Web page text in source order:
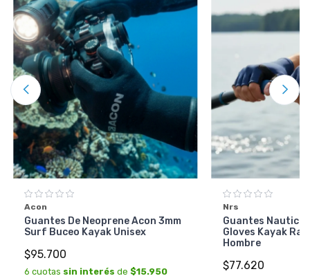
Acon
Guantes De Neoprene Acon 3mm
Surf Buceo Kayak Unisex
$95.700
6 cuotas sin interés de $15.950
Nrs
Guantes
Gloves Kayak
Hombre
$77.620